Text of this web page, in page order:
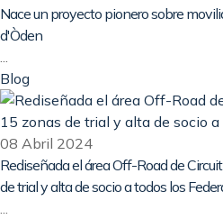
Nace un proyecto pionero sobre
d'Òden
...
Blog
08 Abril 2024
Rediseñada el área Off-Road de
de trial y alta de socio a todos los
...